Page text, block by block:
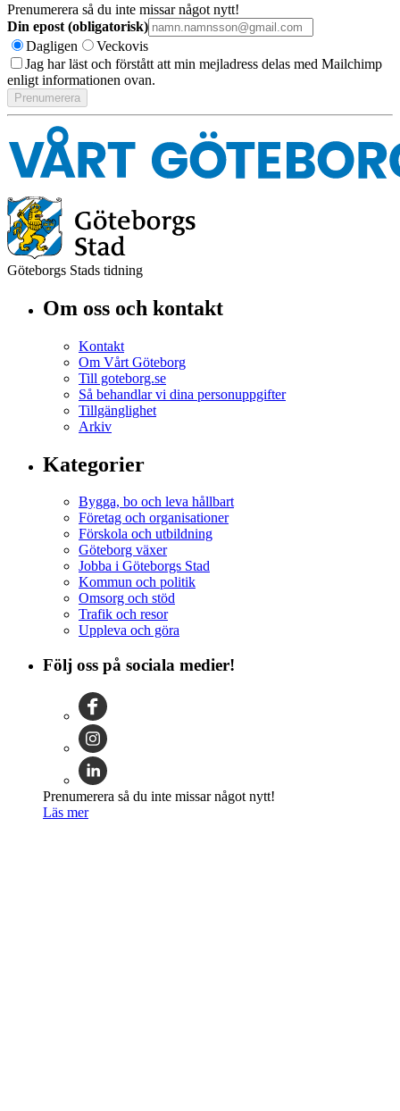
Prenumerera så du inte missar något nytt!
Din epost (obligatorisk)
Dagligen
Veckovis
Jag har läst och förstått att min mejladress delas med Mailchimp
enligt informationen ovan.
Göteborgs Stads tidning
Om oss och kontakt
Kontakt
Om Vårt Göteborg
Till goteborg.se
Så behandlar vi dina personuppgifter
Tillgänglighet
Arkiv
Kategorier
Bygga, bo och leva hållbart
Företag och organisationer
Förskola och utbildning
Göteborg växer
Jobba i Göteborgs Stad
Kommun och politik
Omsorg och stöd
Trafik och resor
Uppleva och göra
Följ oss på sociala medier!
Prenumerera så du inte missar något nytt!
Läs mer